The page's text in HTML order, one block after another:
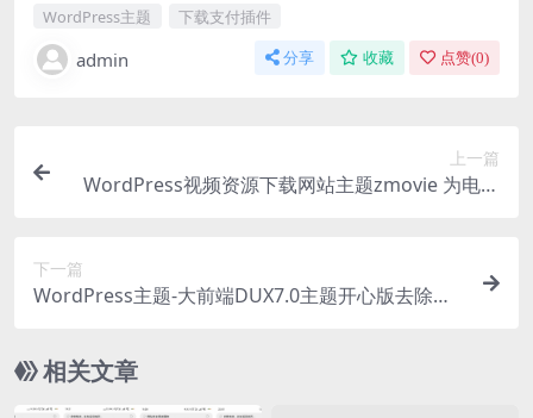
WordPress主题
下载支付插件
admin 分享 收藏 点赞(0)
上一篇
WordPress视频资源下载网站主题zmovie 为电影
下一篇
WordPress主题-大前端DUX7.0主题开心版去除推
相关文章